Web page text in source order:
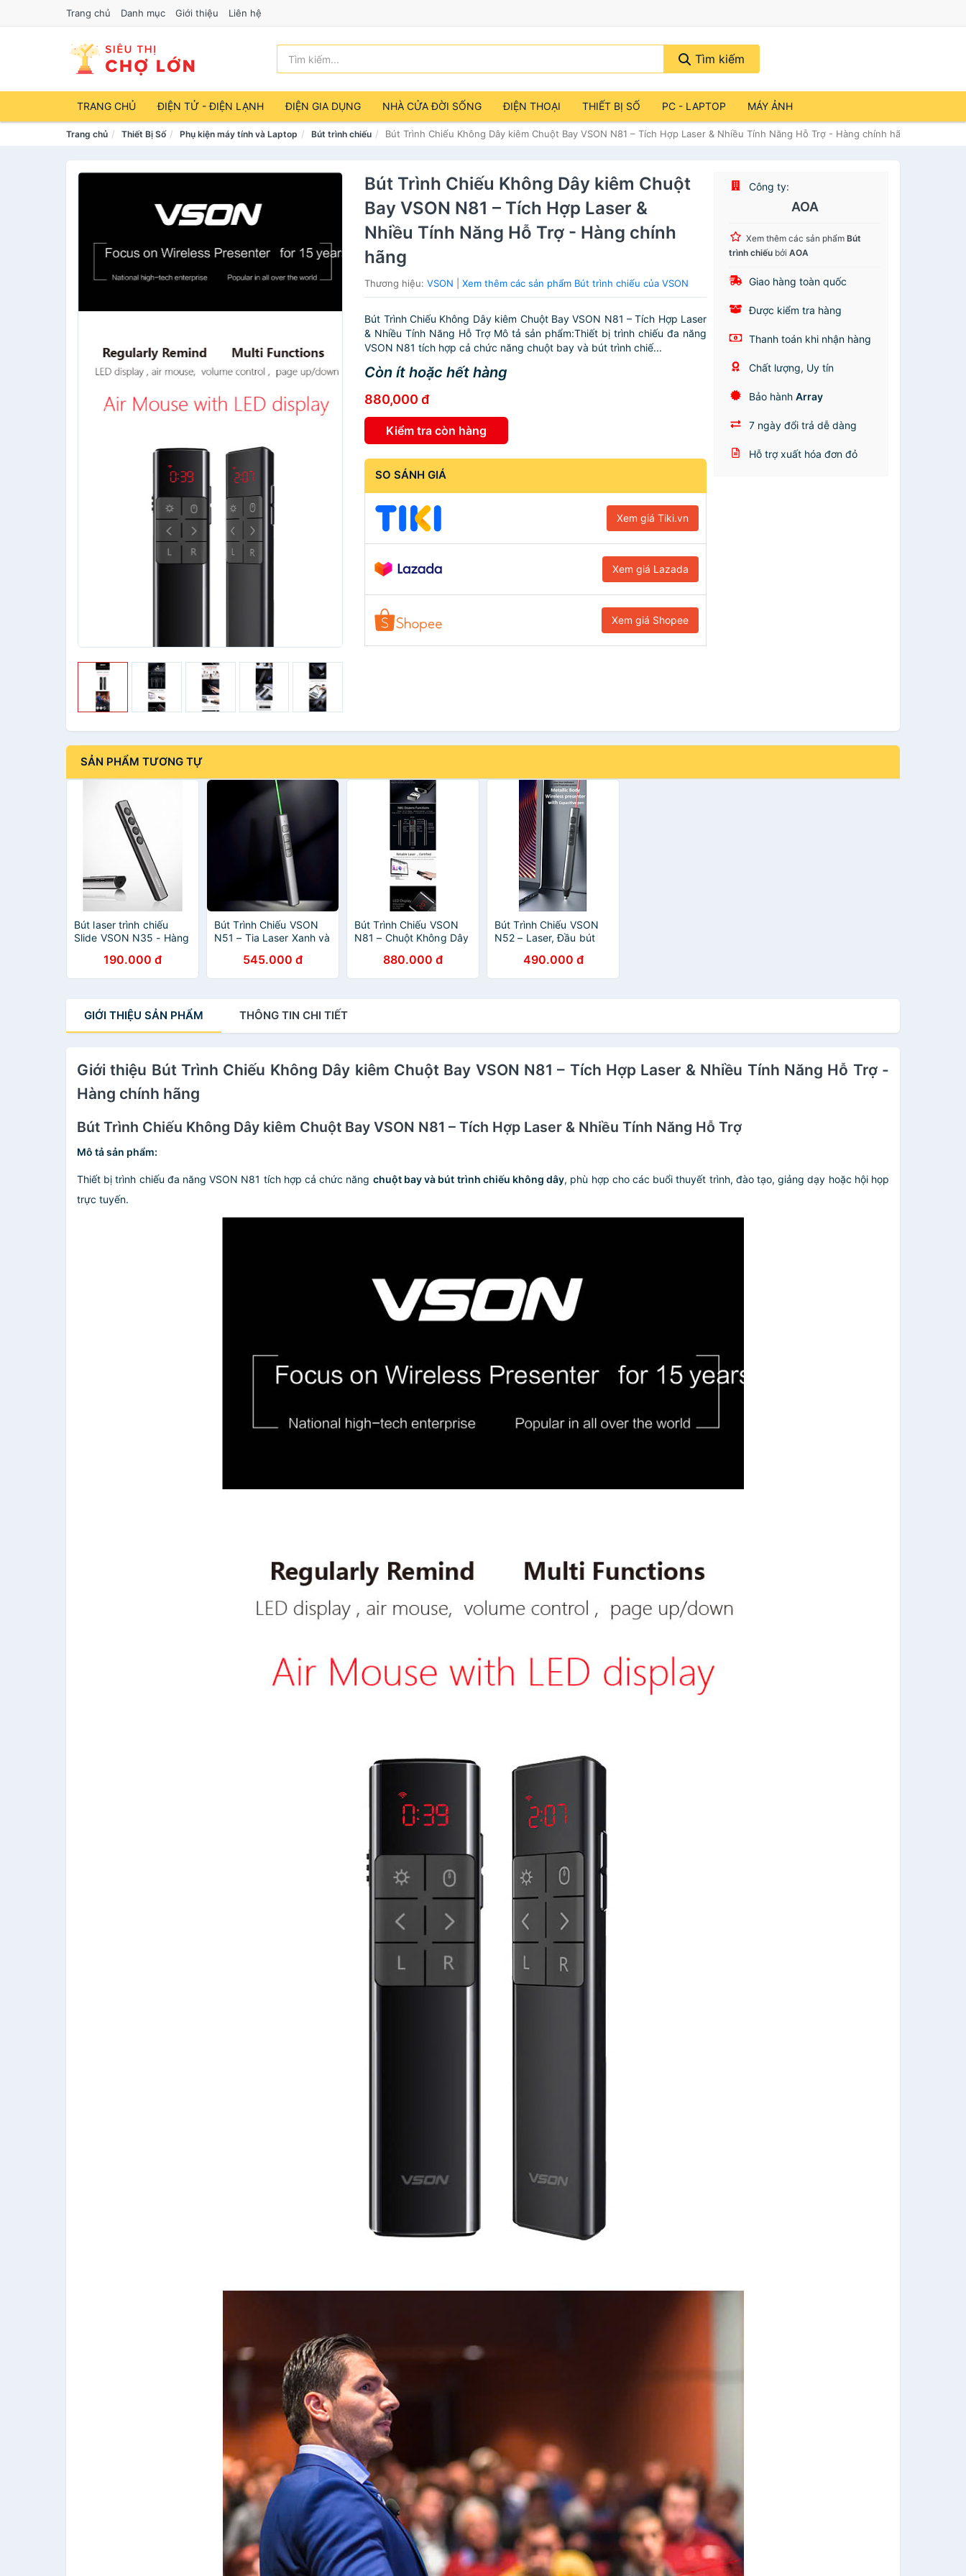
Trang chủ Danh mục Giới thiệu Liên hệ
Tìm kiếm
TRANG CHỦ ĐIỆN TỬ - ĐIỆN LẠNH ĐIỆN GIA DỤNG NHÀ CỬA ĐỜI SỐNG ĐIỆN THOẠI THIẾT BỊ SỐ PC - LAPTOP MÁY ẢNH
Trang chủ Thiết Bị Số Phụ kiện máy tính và Laptop Bút trình chiếu Bút Trình Chiếu Không Dây kiêm Chuột Bay VSON N81 – Tích Hợp Laser & Nhiều Tính Năng Hỗ Trợ - Hàng chính hãng
Bút Trình Chiếu Không Dây kiêm Chuột
Bay VSON N81 – Tích Hợp Laser &
Nhiều Tính Năng Hỗ Trợ - Hàng chính
hãng
Thương hiệu:VSON |Xem thêm các sản phẩm Bút trình chiếu của VSON
Bút Trình Chiếu Không Dây kiêm Chuột Bay VSON N81 – Tích Hợp Laser
& Nhiều Tính Năng Hỗ Trợ Mô tả sản phẩm:Thiết bị trình chiếu đa năng
VSON N81 tích hợp cả chức năng chuột bay và bút trình chiế...
Còn ít hoặc hết hàng
880,000 đ
Kiểm tra còn hàng
SO SÁNH GIÁ
Xem giá Tiki.vn
Xem giá Lazada
Xem giá Shopee
Công ty:
AOA
Xem thêm các sản phẩmBút
trình chiếu bởiAOA
Giao hàng toàn quốc
Được kiểm tra hàng
Thanh toán khi nhận hàng
Chất lượng, Uy tín
Bảo hànhArray
7 ngày đổi trả dễ dàng
Hỗ trợ xuất hóa đơn đỏ
SẢN PHẨM TƯƠNG TỰ
Bút laser trình chiếu
Slide VSON N35 - Hàng
190.000 đ
Bút Trình Chiếu VSON
N51 – Tia Laser Xanh và
Sạc Dùng Lâu sử dụng
mọi hệ điều hành - Hàng
545.000 đ
Bút Trình Chiếu VSON
N81 – Chuột Không Dây
Giờ & Rung Nhắc, Điều
Khiển Từ Xa 30m -
880.000 đ
Bút Trình Chiếu VSON
N52 – Laser, Đầu bút
Lợi - Hàng nhập khẩu
490.000 đ
GIỚI THIỆU SẢN PHẨM THÔNG TIN CHI TIẾT
Giới thiệu Bút Trình Chiếu Không Dây kiêm Chuột Bay VSON N81 – Tích Hợp Laser & Nhiều Tính Năng Hỗ Trợ -
Hàng chính hãng
Bút Trình Chiếu Không Dây kiêm Chuột Bay VSON N81 – Tích Hợp Laser & Nhiều Tính Năng Hỗ Trợ
Mô tả sản phẩm:
Thiết bị trình chiếu đa năng VSON N81 tích hợp cả chức năng chuột bay và bút trình chiếu không dây, phù hợp cho các buổi thuyết trình, đào tạo, giảng dạy hoặc hội họp
trực tuyến.